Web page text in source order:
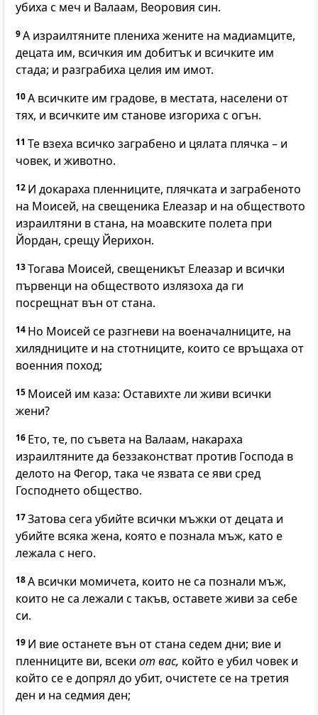
убиха с меч и Валаам, Веоровия син.
9А израилтяните плениха жените на мадиамците,
децата им, всичкия им добитък и всичките им
стада; и разграбиха целия им имот.
10А всичките им градове, в местата, населени от
тях, и всичките им станове изгориха с огън.
11 Те взеха всичко заграбено и цялата плячка – и
човек, и животно.
12 И докараха пленниците, плячката и заграбеното
на Моисей, на свещеника Елеазар и на обществото
израилтяни в стана, на моавските полета при
Йордан, срещу Йерихон.
13Тогава Моисей, свещеникът Елеазар и всички
първенци на обществото излязоха да ги
посрещнат вън от стана.
14 Но Моисей се разгневи на военачалниците, на
хилядниците и на стотниците, които се връщаха от
военния поход;
15 Моисей им каза: Оставихте ли живи всички
жени?
16 Ето, те, по съвета на Валаам, накараха
израилтяните да беззаконстват против Господа в
делото на Фегор, така че язвата се яви сред
Господнето общество.
17Затова сега убийте всички мъжки от децата и
убийте всяка жена, която е познала мъж, като е
лежала с него.
18А всички момичета, които не са познали мъж,
които не са лежали с такъв, оставете живи за себе
си.
19 И вие останете вън от стана седем дни; вие и
пленниците ви, всеки от вас, който е убил човек и
който се е допрял до убит, очистете се на третия
ден и на седмия ден;